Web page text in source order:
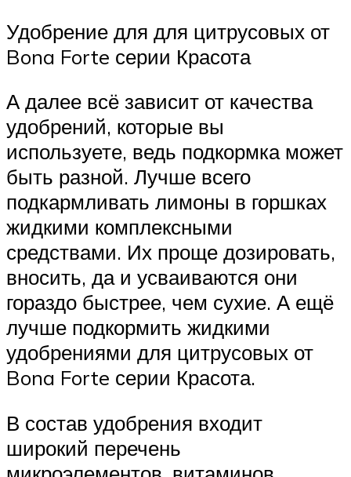
Удобрение для для цитрусовых от
Bona Forte серии Красота
А далее всё зависит от качества
удобрений, которые вы
используете, ведь подкормка может
быть разной. Лучше всего
подкармливать лимоны в горшках
жидкими комплексными
средствами. Их проще дозировать,
вносить, да и усваиваются они
гораздо быстрее, чем сухие. А ещё
лучше подкормить жидкими
удобрениями для цитрусовых от
Bona Forte серии Красота.
В состав удобрения входит
широкий перечень